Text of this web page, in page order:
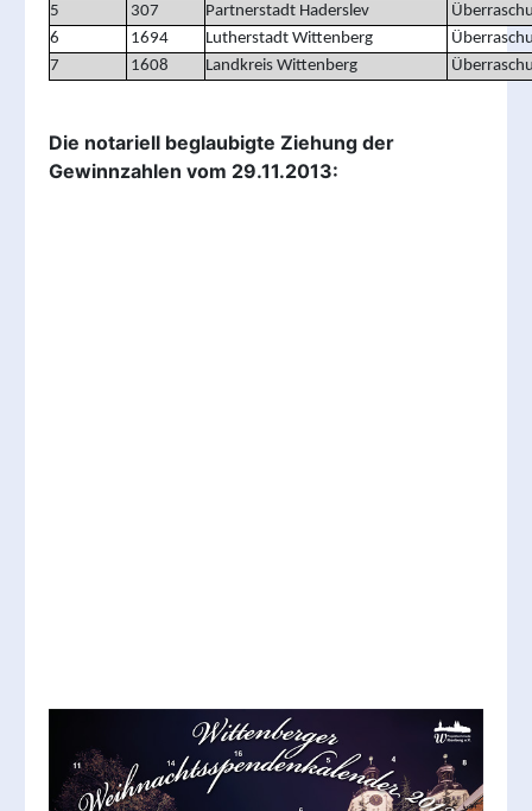
5
307 Partnerstadt Haderslev
6
1694 Lutherstadt Wittenberg
7
1608 Landkreis Wittenberg
Die notariell beglaubigte Ziehung der
Gewinnzahlen vom 29.11.2013: